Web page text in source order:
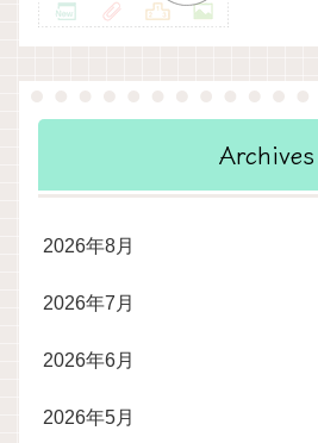
Archives
2026年8月
2026年7月
2026年6月
2026年5月